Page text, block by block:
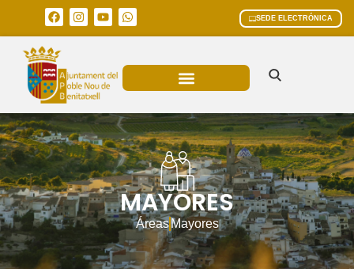
SEDE ELECTRÓNICA
MAYORES
ÁreasMayores